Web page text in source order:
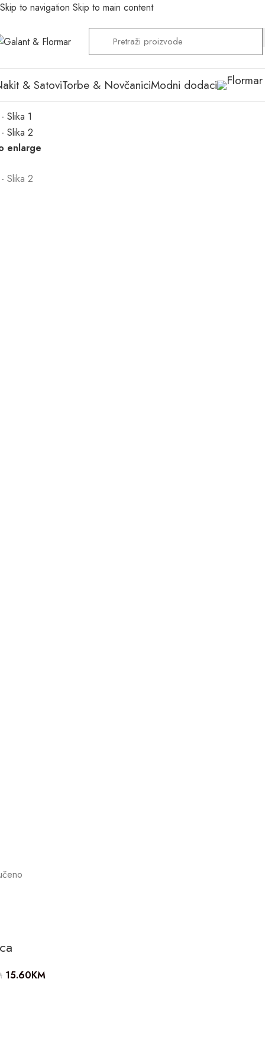
Skip to navigation Skip to main content
& SatoviTorbe & NovčaniciModni dodaci
enlarge
15.60KM